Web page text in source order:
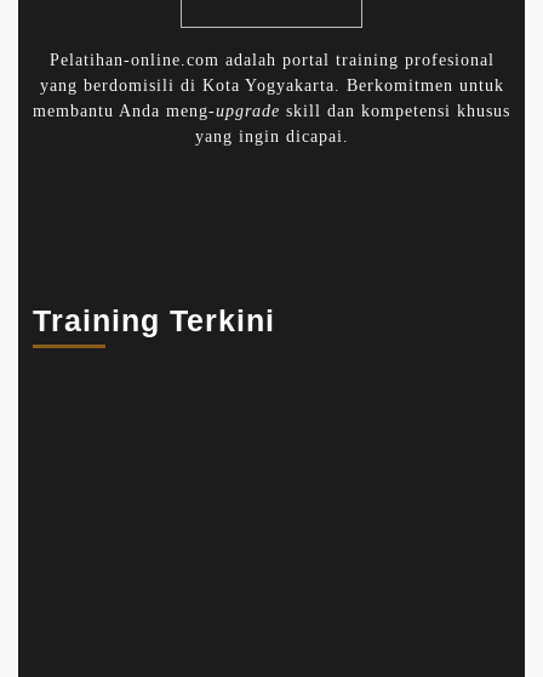
Pelatihan-online.com adalah portal training profesional
yang berdomisili di Kota Yogyakarta. Berkomitmen untuk
membantu Anda meng-upgrade skill dan kompetensi khusus
yang ingin dicapai.
Training Terkini